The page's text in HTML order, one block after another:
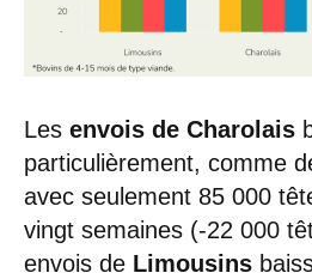
Les envois de Charolais
particulièrement, comme
avec seulement 85 000
vingt semaines (-22 000
envois de Limousins